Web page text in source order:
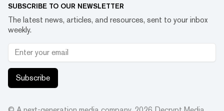
SUBSCRIBE TO OUR NEWSLETTER
The latest news, articles, and resources, sent to your inbox
weekly.
Subscribe